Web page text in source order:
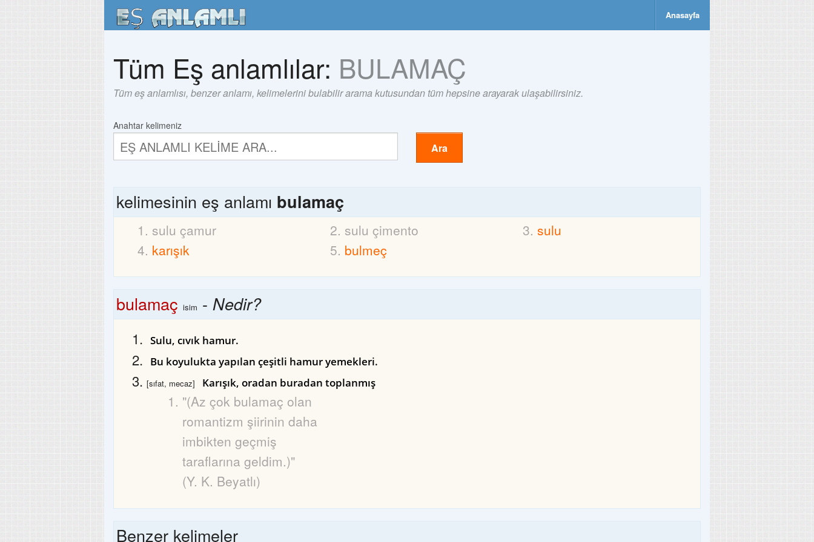
Anasayfa
Tüm Eş anlamlılar: BULAMAÇ
Tüm eş anlamlısı, benzer anlamı, kelimelerini bulabilir arama kutusundan tüm hepsine arayarak ulaşabilirsiniz.
Anahtar kelimeniz
Ara
kelimesinin eş anlamı bulamaç
sulu çamur sulu çimento
sulu
karışık
bulmeç
bulamaç isim - Nedir?
Sulu, cıvık hamur.
Bu koyulukta yapılan çeşitli hamur yemekleri.
[sıfat, mecaz] Karışık, oradan buradan toplanmış
"(Az çok bulamaç olan
romantizm şiirinin daha
imbikten geçmiş
taraflarına geldim.)"
(Y. K. Beyatlı)
Benzer kelimeler